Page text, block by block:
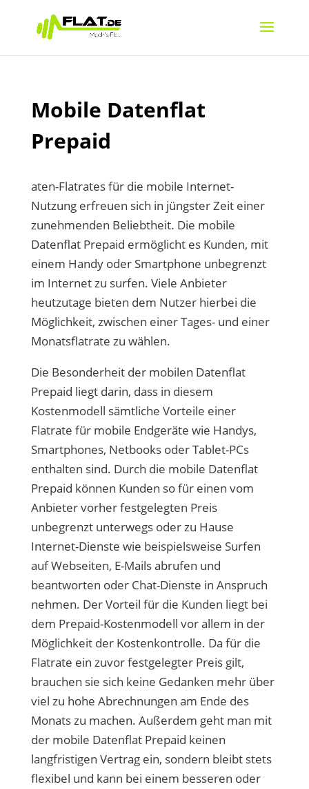
Mobile Datenflat
Prepaid
aten-Flatrates für die mobile Internet-
Nutzung erfreuen sich in jüngster Zeit einer
zunehmenden Beliebtheit. Die mobile
Datenflat Prepaid ermöglicht es Kunden, mit
einem Handy oder Smartphone unbegrenzt
im Internet zu surfen. Viele Anbieter
heutzutage bieten dem Nutzer hierbei die
Möglichkeit, zwischen einer Tages- und einer
Monatsflatrate zu wählen.
Die Besonderheit der mobilen Datenflat
Prepaid liegt darin, dass in diesem
Kostenmodell sämtliche Vorteile einer
Flatrate für mobile Endgeräte wie Handys,
Smartphones, Netbooks oder Tablet-PCs
enthalten sind. Durch die mobile Datenflat
Prepaid können Kunden so für einen vom
Anbieter vorher festgelegten Preis
unbegrenzt unterwegs oder zu Hause
Internet-Dienste wie beispielsweise Surfen
auf Webseiten, E-Mails abrufen und
beantworten oder Chat-Dienste in Anspruch
nehmen. Der Vorteil für die Kunden liegt bei
dem Prepaid-Kostenmodell vor allem in der
Möglichkeit der Kostenkontrolle. Da für die
Flatrate ein zuvor festgelegter Preis gilt,
brauchen sie sich keine Gedanken mehr über
viel zu hohe Abrechnungen am Ende des
Monats zu machen. Außerdem geht man mit
der mobile Datenflat Prepaid keinen
langfristigen Vertrag ein, sondern bleibt stets
flexibel und kann bei einem besseren oder